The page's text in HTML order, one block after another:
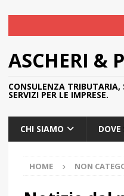
ASCHERI &
CONSULENZA TRIBUTARIA,
SERVIZI PER LE IMPRESE.
CHI SIAMO
HOME NON